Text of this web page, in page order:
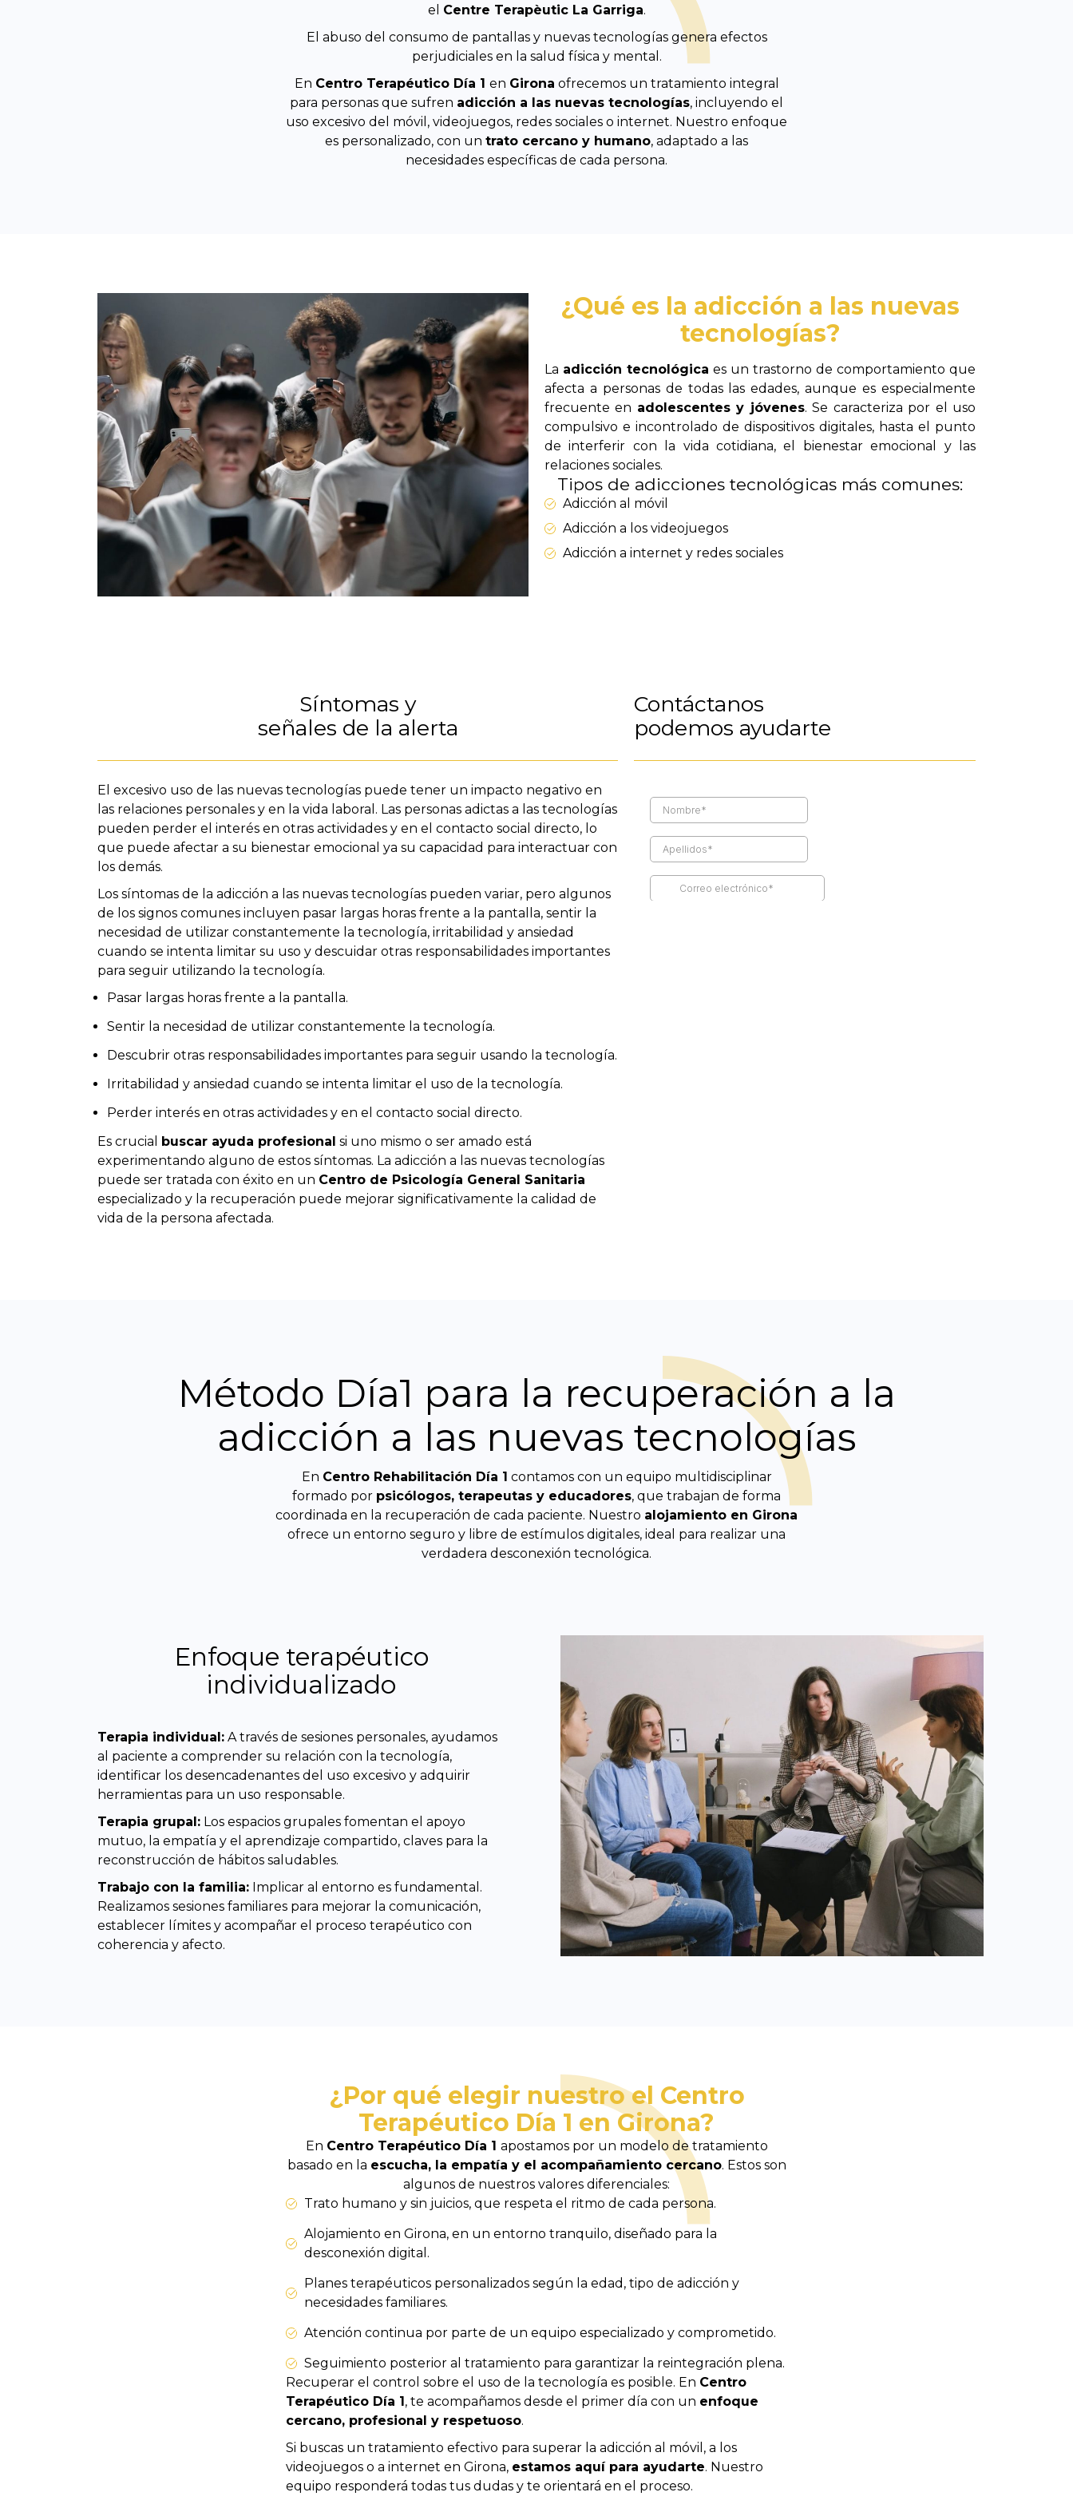
el Centre Terapèutic La Garriga.
El abuso del consumo de pantallas y nuevas tecnologías genera efectos
perjudiciales en la salud física y mental.
En Centro Terapéutico Día 1 en Girona ofrecemos un tratamiento integral
para personas que sufren adicción a las nuevas tecnologías, incluyendo el
uso excesivo del móvil, videojuegos, redes sociales o internet. Nuestro enfoque
es personalizado, con un trato cercano y humano, adaptado a las
necesidades específicas de cada persona.
¿Qué es la adicción a las nuevas
tecnologías?
La adicción tecnológica es un trastorno de comportamiento que
afecta a personas de todas las edades, aunque es especialmente
frecuente en adolescentes y jóvenes. Se caracteriza por el uso
compulsivo e incontrolado de dispositivos digitales, hasta el punto
de interferir con la vida cotidiana, el bienestar emocional y las
relaciones sociales.
Tipos de adicciones tecnológicas más comunes:
Adicción al móvil
Adicción a los videojuegos
Adicción a internet y redes sociales
Síntomas y
señales de la alerta
El excesivo uso de las nuevas tecnologías puede tener un impacto negativo en
las relaciones personales y en la vida laboral. Las personas adictas a las tecnologías
pueden perder el interés en otras actividades y en el contacto social directo, lo
que puede afectar a su bienestar emocional ya su capacidad para interactuar con
los demás.
Los síntomas de la adicción a las nuevas tecnologías pueden variar, pero algunos
de los signos comunes incluyen pasar largas horas frente a la pantalla, sentir la
necesidad de utilizar constantemente la tecnología, irritabilidad y ansiedad
cuando se intenta limitar su uso y descuidar otras responsabilidades importantes
para seguir utilizando la tecnología.
Pasar largas horas frente a la pantalla.
Sentir la necesidad de utilizar constantemente la tecnología.
Descubrir otras responsabilidades importantes para seguir usando la tecnología.
Irritabilidad y ansiedad cuando se intenta limitar el uso de la tecnología.
Perder interés en otras actividades y en el contacto social directo.
Es crucial
buscar ayuda profesional si uno mismo o ser amado está
experimentando alguno de estos síntomas. La adicción a las nuevas tecnologías
puede ser tratada con éxito en un Centro de Psicología General Sanitaria
especializado y la recuperación puede mejorar significativamente la calidad de
vida de la persona afectada.
Contáctanos
podemos ayudarte
Método Día1 para la recuperación a la
adicción a las nuevas tecnologías
En Centro Rehabilitación Día 1 contamos con un equipo multidisciplinar
formado por psicólogos, terapeutas y educadores, que trabajan de forma
coordinada en la recuperación de cada paciente. Nuestro alojamiento en Girona
ofrece un entorno seguro y libre de estímulos digitales, ideal para realizar una
verdadera desconexión tecnológica.
Enfoque terapéutico
individualizado
Terapia individual: A través de sesiones personales, ayudamos
al paciente a comprender su relación con la tecnología,
identificar los desencadenantes del uso excesivo y adquirir
herramientas para un uso responsable.
Terapia grupal: Los espacios grupales fomentan el apoyo
mutuo, la empatía y el aprendizaje compartido, claves para la
reconstrucción de hábitos saludables.
Trabajo con la familia: Implicar al entorno es fundamental.
Realizamos sesiones familiares para mejorar la comunicación,
establecer límites y acompañar el proceso terapéutico con
coherencia y afecto.
¿Por qué elegir nuestro el Centro
Terapéutico Día 1 en Girona?
En Centro Terapéutico Día 1 apostamos por un modelo de tratamiento
basado en la escucha, la empatía y el acompañamiento cercano. Estos son
algunos de nuestros valores diferenciales:
Trato humano y sin juicios, que respeta el ritmo de cada persona.
Alojamiento en Girona, en un entorno tranquilo, diseñado para la
desconexión digital.
Planes terapéuticos personalizados según la edad, tipo de adicción y
necesidades familiares.
Atención continua por parte de un equipo especializado y comprometido.
Seguimiento posterior al tratamiento para garantizar la reintegración plena.
Recuperar el control sobre el uso de la tecnología es posible. En Centro
Terapéutico Día 1, te acompañamos desde el primer día con un enfoque
cercano, profesional y respetuoso.
Si buscas un tratamiento efectivo para superar la adicción al móvil, a los
videojuegos o a internet en Girona, estamos aquí para ayudarte. Nuestro
equipo responderá todas tus dudas y te orientará en el proceso.